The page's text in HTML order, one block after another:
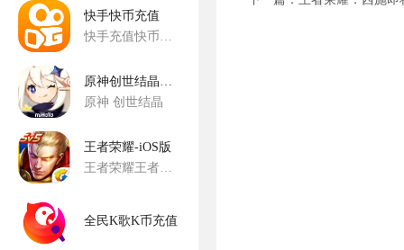
快手快币充值
原神 创世结晶
王者荣耀-iOS版
全民K歌K币充值